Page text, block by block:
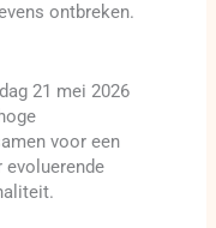
ontbreken.
21 mei 2026
voor een
evoluerende